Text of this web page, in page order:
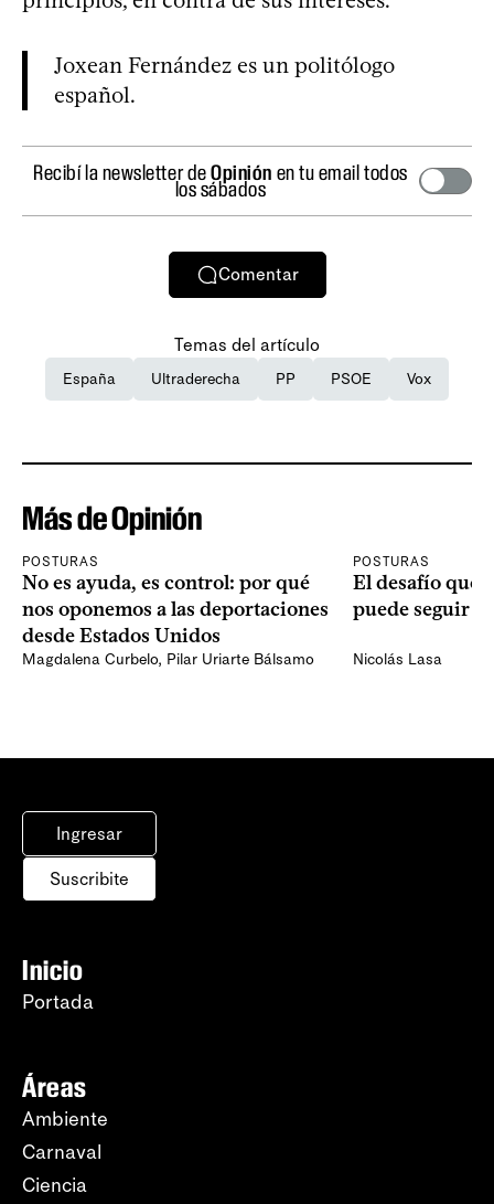
Joxean Fernández es un politólogo
español.
Recibí la newsletter deOpinión en tu email todos
los sábados
Comentar
Temas del artículo
España Ultraderecha PP PSOE Vox
Más de Opinión
POSTURAS
No es ayuda, es control: por qué
nos oponemos a las deportaciones
desde Estados Unidos
Magdalena Curbelo, Pilar Uriarte Bálsamo
POSTURAS
El desafío que
puede seguir
Nicolás Lasa
Ingresar
Suscribite
Inicio
Portada
Áreas
Ambiente
Carnaval
Ciencia